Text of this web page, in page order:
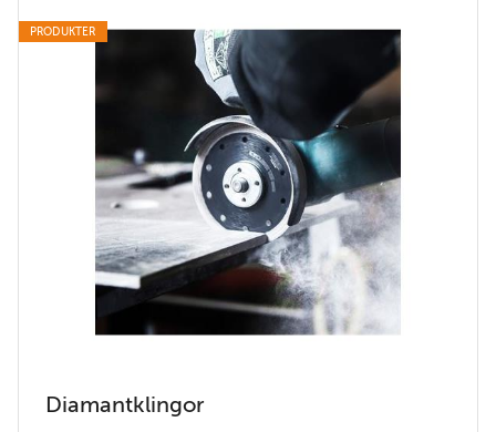
PRODUKTER
Diamantklingor